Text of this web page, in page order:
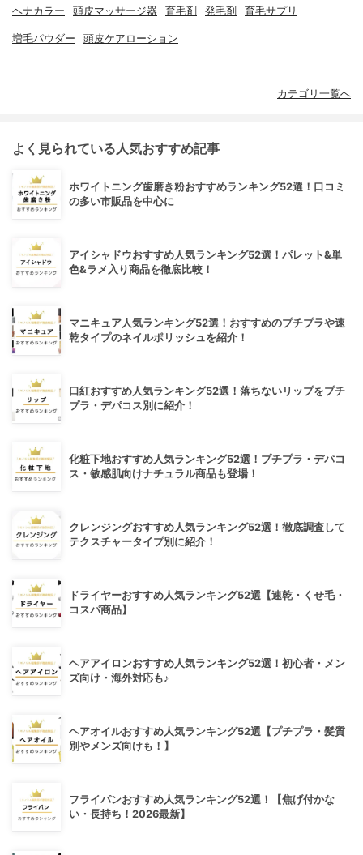
ヘナカラー 頭皮マッサージ器 育毛剤 発毛剤 育毛サプリ
増毛パウダー 頭皮ケアローション
カテゴリ一覧へ
よく見られている人気おすすめ記事
ホワイトニング歯磨き粉おすすめランキング52選！口コミ
の多い市販品を中心に
アイシャドウおすすめ人気ランキング52選！パレット&単
色&ラメ入り商品を徹底比較！
マニキュア人気ランキング52選！おすすめのプチプラや速
乾タイプのネイルポリッシュを紹介！
口紅おすすめ人気ランキング52選！落ちないリップをプチ
プラ・デパコス別に紹介！
化粧下地おすすめ人気ランキング52選！プチプラ・デパコ
ス・敏感肌向けナチュラル商品も登場！
クレンジングおすすめ人気ランキング52選！徹底調査して
テクスチャータイプ別に紹介！
ドライヤーおすすめ人気ランキング52選【速乾・くせ毛・
コスパ商品】
ヘアアイロンおすすめ人気ランキング52選！初心者・メン
ズ向け・海外対応も♪
ヘアオイルおすすめ人気ランキング52選【プチプラ・髪質
別やメンズ向けも！】
フライパンおすすめ人気ランキング52選！【焦げ付かな
い・長持ち！2026最新】